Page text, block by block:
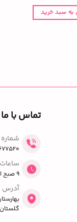
به سبد خرید
تماس با ما
9 صبح الی 7 شب
آدرس